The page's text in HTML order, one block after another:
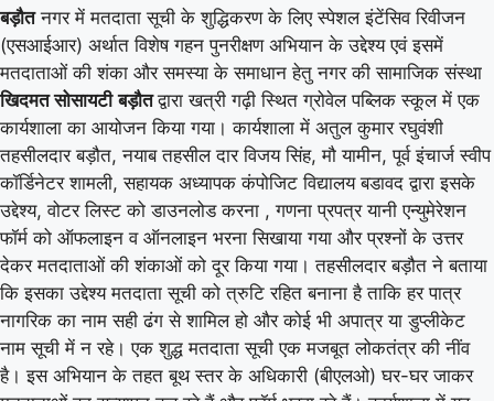
बड़ौतनगर में मतदाता सूची के शुद्धिकरण के लिए स्पेशल इंटेंसिव रिवीजन
(एसआईआर) अर्थात विशेष गहन पुनरीक्षण अभियान के उद्देश्य एवं इसमें
मतदाताओं की शंका और समस्या के समाधान हेतु नगर की सामाजिक संस्था
खिदमत सोसायटी बड़ौतद्वारा खत्री गढ़ी स्थित ग्रोवेल पब्लिक स्कूल में एक
कार्यशाला का आयोजन किया गया। कार्यशाला में अतुल कुमार रघुवंशी
तहसीलदार बड़ौत, नयाब तहसील दार विजय सिंह, मौ यामीन, पूर्व इंचार्ज स्वीप
कॉर्डिनेटर शामली, सहायक अध्यापक कंपोजिट विद्यालय बडावद द्वारा इसके
उद्देश्य, वोटर लिस्ट को डाउनलोड करना , गणना प्रपत्र यानी एन्युमेरेशन
फॉर्म को ऑफलाइन व ऑनलाइन भरना सिखाया गया और प्रश्नों के उत्तर
देकर मतदाताओं की शंकाओं को दूर किया गया। तहसीलदार बड़ौत ने बताया
कि इसका उद्देश्य मतदाता सूची को त्रुटि रहित बनाना है ताकि हर पात्र
नागरिक का नाम सही ढंग से शामिल हो और कोई भी अपात्र या डुप्लीकेट
नाम सूची में न रहे। एक शुद्ध मतदाता सूची एक मजबूत लोकतंत्र की नींव
है। इस अभियान के तहत बूथ स्तर के अधिकारी (बीएलओ) घर-घर जाकर